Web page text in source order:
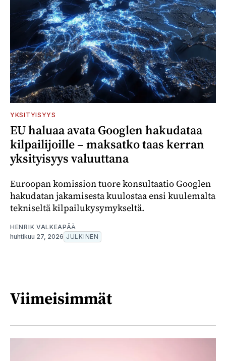
YKSITYISYYS
EU haluaa avata Googlen hakudataa
kilpailijoille – maksatko taas kerran
yksityisyys valuuttana
Euroopan komission tuore konsultaatio Googlen
hakudatan jakamisesta kuulostaa ensi kuulemalta
tekniseltä kilpailukysymykseltä.
HENRIK VALKEAPÄÄ
huhtikuu 27, 2026 JULKINEN
Viimeisimmät